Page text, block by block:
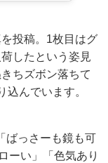
投稿。1枚目はグ
したという姿見
ちズボン落ちて
んでいます。
ばっさーも鏡も可
ーい」「色気あり